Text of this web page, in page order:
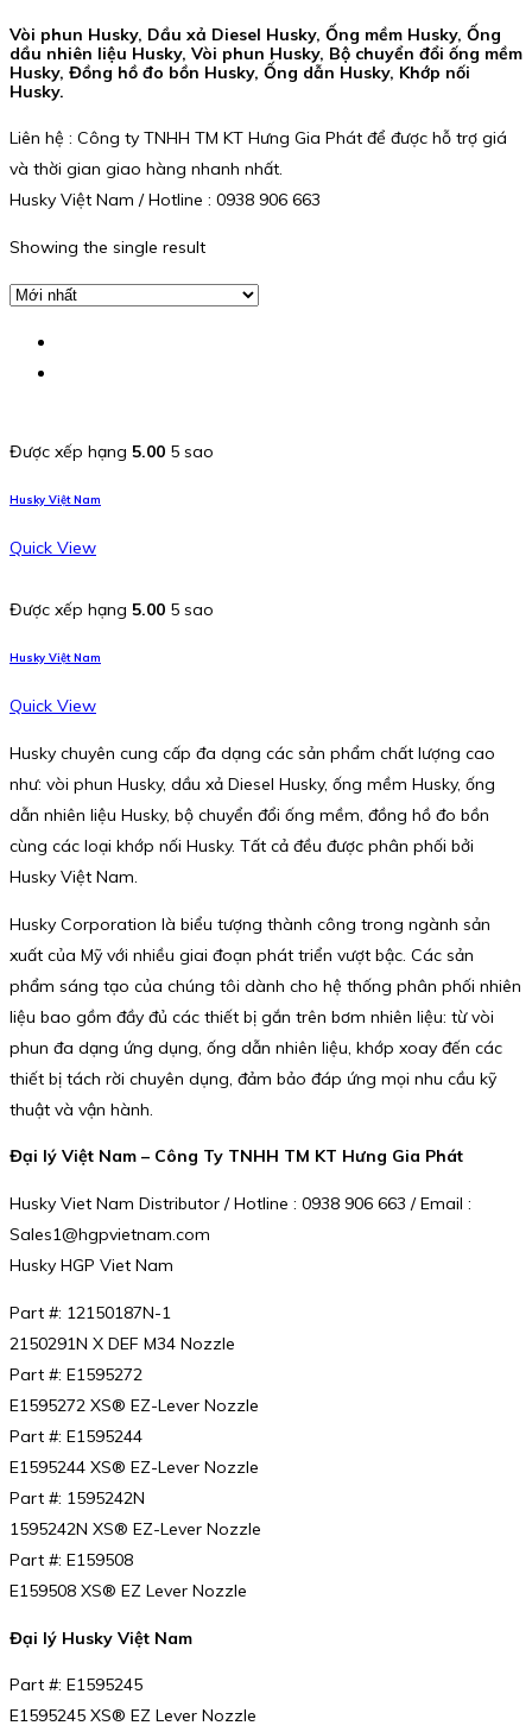
Vòi phun Husky, Dầu xả Diesel Husky, Ống mềm Husky, Ống
dầu nhiên liệu Husky, Vòi phun Husky, Bộ chuyển đổi ống mềm
Husky, Đồng hồ đo bồn Husky, Ống dẫn Husky, Khớp nối
Husky.
Liên hệ : Công ty TNHH TM KT Hưng Gia Phát để được hỗ trợ giá
và thời gian giao hàng nhanh nhất.
Husky Việt Nam / Hotline : 0938 906 663
Showing the single result
Được xếp hạng 5.00 5 sao
Husky Việt Nam
Quick View
Được xếp hạng 5.00 5 sao
Husky Việt Nam
Quick View
Husky chuyên cung cấp đa dạng các sản phẩm chất lượng cao
như: vòi phun Husky, dầu xả Diesel Husky, ống mềm Husky, ống
dẫn nhiên liệu Husky, bộ chuyển đổi ống mềm, đồng hồ đo bồn
cùng các loại khớp nối Husky. Tất cả đều được phân phối bởi
Husky Việt Nam.
Husky Corporation là biểu tượng thành công trong ngành sản
xuất của Mỹ với nhiều giai đoạn phát triển vượt bậc. Các sản
phẩm sáng tạo của chúng tôi dành cho hệ thống phân phối nhiên
liệu bao gồm đầy đủ các thiết bị gắn trên bơm nhiên liệu: từ vòi
phun đa dạng ứng dụng, ống dẫn nhiên liệu, khớp xoay đến các
thiết bị tách rời chuyên dụng, đảm bảo đáp ứng mọi nhu cầu kỹ
thuật và vận hành.
Đại lý Việt Nam – Công Ty TNHH TM KT Hưng Gia Phát
Husky Viet Nam Distributor / Hotline : 0938 906 663 / Email :
Sales1@hgpvietnam.com
Husky HGP Viet Nam
Part #: 12150187N-1
2150291N X DEF M34 Nozzle
Part #: E1595272
E1595272 XS® EZ-Lever Nozzle
Part #: E1595244
E1595244 XS® EZ-Lever Nozzle
Part #: 1595242N
1595242N XS® EZ-Lever Nozzle
Part #: E159508
E159508 XS® EZ Lever Nozzle
Đại lý Husky Việt Nam
Part #: E1595245
E1595245 XS® EZ Lever Nozzle